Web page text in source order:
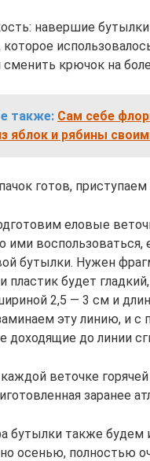
навершие
сменить крючок на
также: Сам себе
яблок и рябины
готов,
еловые
ими воспользоваться,
бутылки. Нужен
пластик будет
2,5 — 3 см и
эту линию, и
доходящие до линии
веточке
заранее
бутылки также
осенью, полностью